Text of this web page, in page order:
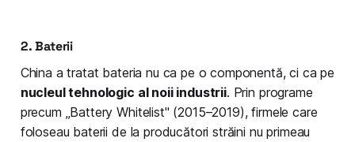
2. Baterii
China a tratat bateria nu ca pe o componentă, ci ca pe
nucleul tehnologic al noii industrii. Prin programe
precum „Battery Whitelist" (2015–2019), firmele care
foloseau baterii de la producători străini nu primeau